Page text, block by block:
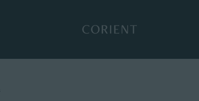
Retour à la page d’accueil